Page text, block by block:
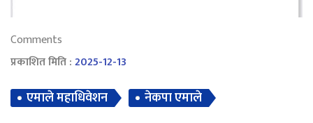
Comments
प्रकाशित मिति :2025-12-13
एमाले महाधिवेशन नेकपा एमाले